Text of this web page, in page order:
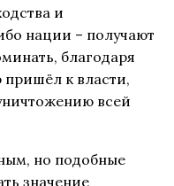
и
нации – получают
благодаря
к власти,
всей
но подобные
значение